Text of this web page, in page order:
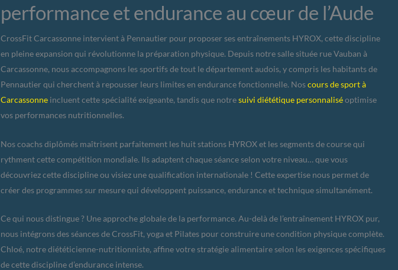
performance et endurance au cœur de l’Aude
CrossFit Carcassonne intervient à Pennautier pour proposer ses entraînements HYROX, cette discipline
en pleine expansion qui révolutionne la préparation physique. Depuis notre salle située rue Vauban à
Carcassonne, nous accompagnons les sportifs de tout le département audois, y compris les habitants de
Pennautier qui cherchent à repousser leurs limites en endurance fonctionnelle. Noscours de sport à
Carcassonne incluent cette spécialité exigeante, tandis que notresuivi diététique personnaliséoptimise
vos performances nutritionnelles.
Nos coachs diplômés maîtrisent parfaitement les huit stations HYROX et les segments de course qui
rythment cette compétition mondiale. Ils adaptent chaque séance selon votre niveau… que vous
découvriez cette discipline ou visiez une qualification internationale ! Cette expertise nous permet de
créer des programmes sur mesure qui développent puissance, endurance et technique simultanément.
Ce qui nous distingue ? Une approche globale de la performance. Au-delà de l’entraînement HYROX pur,
nous intégrons des séances de CrossFit, yoga et Pilates pour construire une condition physique complète.
Chloé, notre diététicienne-nutritionniste, affine votre stratégie alimentaire selon les exigences spécifiques
de cette discipline d’endurance intense.